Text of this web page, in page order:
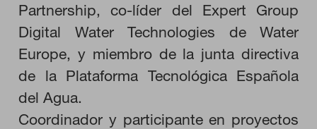
Partnership, co-líder del Expert Group
Digital Water Technologies de Water
Europe, y miembro de la junta directiva
de la Plataforma Tecnológica Española
del Agua.
Coordinador y participante en proyectos
HABILITAR TODO
Cookies necesarias
Estas cookies son necesarias para que el sitio web funcione y
configurar su navegador para bloquear o alertar sobre estas